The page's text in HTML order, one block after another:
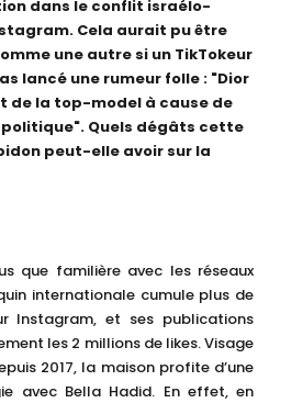
dans le conflit israélo-
Cela aurait pu être
une autre si un TikTokeur
lancé une rumeur folle : "Dior
de la top-model à cause de
Quels dégâts cette
peut-elle avoir sur la
que familière avec les réseaux
internationale cumule plus de
Instagram, et ses publications
les 2 millions de likes. Visage
2017, la maison profite d’une
avec Bella Hadid. En effet, en